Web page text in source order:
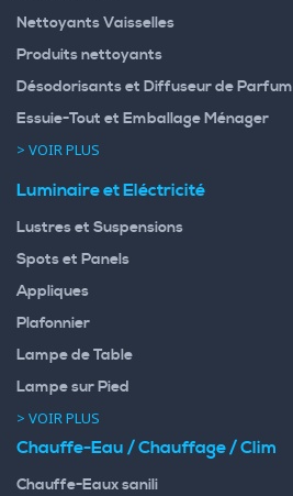
Nettoyants Vaisselles
Produits nettoyants
Désodorisants et Diffuseur de Parfum
Essuie-Tout et Emballage Ménager
> VOIR PLUS
Luminaire et Eléctricité
Lustres et Suspensions
Spots et Panels
Appliques
Plafonnier
Lampe de Table
Lampe sur Pied
> VOIR PLUS
Chauffe-Eau / Chauffage / Clim
Chauffe-Eaux sanili